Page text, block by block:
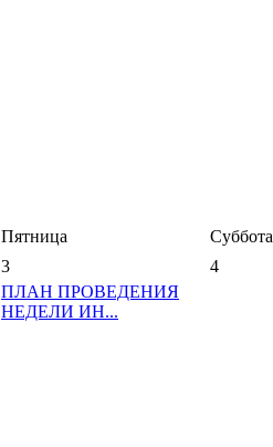
Пятница Суббота
3
ПЛАН ПРОВЕДЕНИЯ
НЕДЕЛИ ИН...
4